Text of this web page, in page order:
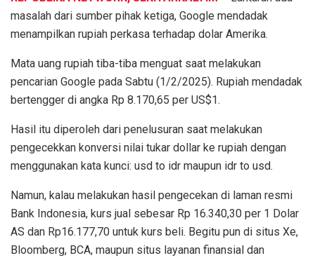
masalah dari sumber pihak ketiga, Google mendadak
menampilkan rupiah perkasa terhadap dolar Amerika.
Mata uang rupiah tiba-tiba menguat saat melakukan
pencarian Google pada Sabtu (1/2/2025). Rupiah mendadak
bertengger di angka Rp 8.170,65 per US$1.
Hasil itu diperoleh dari penelusuran saat melakukan
pengecekkan konversi nilai tukar dollar ke rupiah dengan
menggunakan kata kunci: usd to idr maupun idr to usd.
Namun, kalau melakukan hasil pengecekan di laman resmi
Bank Indonesia, kurs jual sebesar Rp 16.340,30 per 1 Dolar
AS dan Rp16.177,70 untuk kurs beli. Begitu pun di situs Xe,
Bloomberg, BCA, maupun situs layanan finansial dan